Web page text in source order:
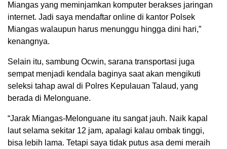
Miangas yang meminjamkan komputer berakses jaringan
internet. Jadi saya mendaftar online di kantor Polsek
Miangas walaupun harus menunggu hingga dini hari,”
kenangnya.
Selain itu, sambung Ocwin, sarana transportasi juga
sempat menjadi kendala baginya saat akan mengikuti
seleksi tahap awal di Polres Kepulauan Talaud, yang
berada di Melonguane.
“Jarak Miangas-Melonguane itu sangat jauh. Naik kapal
laut selama sekitar 12 jam, apalagi kalau ombak tinggi,
bisa lebih lama. Tetapi saya tidak putus asa demi meraih